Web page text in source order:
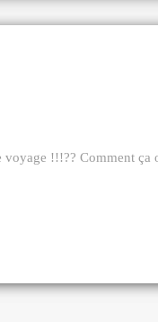
!!!?? Comment ça